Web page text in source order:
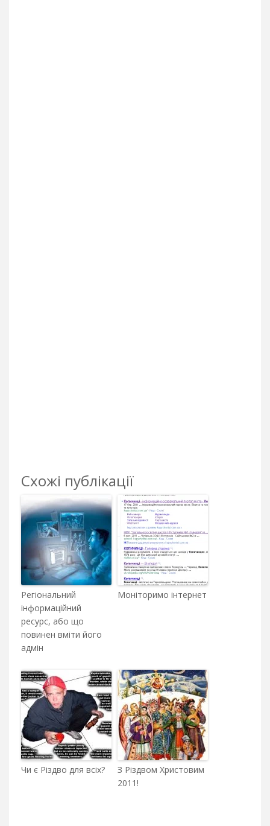
Схожі публікації
Регіональний
інформаційний
ресурс, або що
повинен вміти його
адмін
Моніторимо інтернет
Чи є Різдво для всіх?
З Різдвом Христовим
2011!